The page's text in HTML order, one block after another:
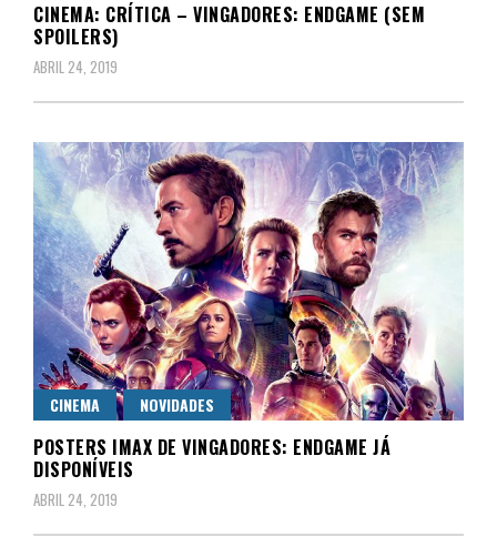
CINEMA: CRÍTICA – VINGADORES: ENDGAME (SEM
SPOILERS)
ABRIL 24, 2019
CINEMA NOVIDADES
POSTERS IMAX DE VINGADORES: ENDGAME JÁ
DISPONÍVEIS
ABRIL 24, 2019